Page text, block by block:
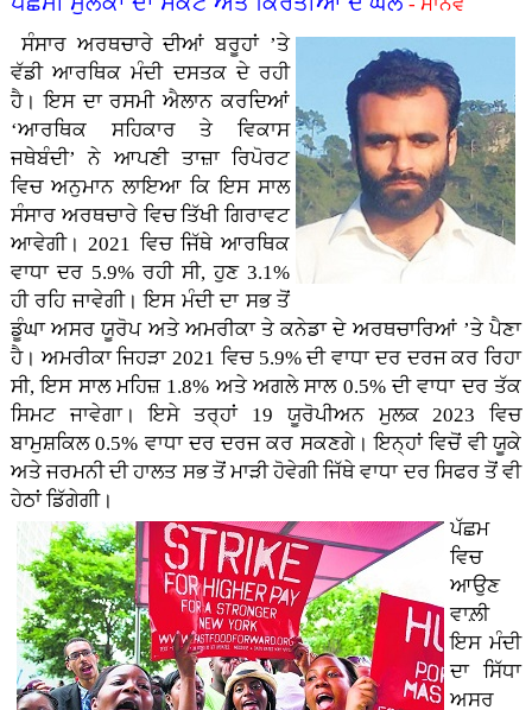
- ਮਾਨਵ
ਸੰਸਾਰ ਅਰਥਚਾਰੇ ਦੀਆਂ ਬਰੂਹਾਂ ’ਤੇ
ਵੱਡੀ ਆਰਥਿਕ ਮੰਦੀ ਦਸਤਕ ਦੇ ਰਹੀ
ਹੈ। ਇਸ ਦਾ ਰਸਮੀ ਐਲਾਨ ਕਰਦਿਆਂ
‘ਆਰਥਿਕ ਸਹਿਕਾਰ ਤੇ ਵਿਕਾਸ
ਜਥੇਬੰਦੀ’ ਨੇ ਆਪਣੀ ਤਾਜ਼ਾ ਰਿਪੋਰਟ
ਵਿਚ ਅਨੁਮਾਨ ਲਾਇਆ ਕਿ ਇਸ ਸਾਲ
ਸੰਸਾਰ ਅਰਥਚਾਰੇ ਵਿਚ ਤਿੱਖੀ ਗਿਰਾਵਟ
ਆਵੇਗੀ। 2021 ਵਿਚ ਜਿੱਥੇ ਆਰਥਿਕ
ਵਾਧਾ ਦਰ 5.9% ਰਹੀ ਸੀ, ਹੁਣ 3.1%
ਹੀ ਰਹਿ ਜਾਵੇਗੀ। ਇਸ ਮੰਦੀ ਦਾ ਸਭ ਤੋਂ
ਡੂੰਘਾ ਅਸਰ ਯੂਰੋਪ ਅਤੇ ਅਮਰੀਕਾ ਤੇ ਕਨੇਡਾ ਦੇ ਅਰਥਚਾਰਿਆਂ ’ਤੇ ਪੈਣਾ
ਹੈ। ਅਮਰੀਕਾ ਜਿਹੜਾ 2021 ਵਿਚ 5.9% ਦੀ ਵਾਧਾ ਦਰ ਦਰਜ ਕਰ ਰਿਹਾ
ਸੀ, ਇਸ ਸਾਲ ਮਹਿਜ਼ 1.8% ਅਤੇ ਅਗਲੇ ਸਾਲ 0.5% ਦੀ ਵਾਧਾ ਦਰ ਤੱਕ
ਸਿਮਟ ਜਾਵੇਗਾ। ਇਸੇ ਤਰ੍ਹਾਂ 19 ਯੂਰੋਪੀਅਨ ਮੁਲਕ 2023 ਵਿਚ
ਬਾਮੁਸ਼ਕਿਲ 0.5% ਵਾਧਾ ਦਰ ਦਰਜ ਕਰ ਸਕਣਗੇ। ਇਨ੍ਹਾਂ ਵਿਚੋਂ ਵੀ ਯੂਕੇ
ਅਤੇ ਜਰਮਨੀ ਦੀ ਹਾਲਤ ਸਭ ਤੋਂ ਮਾੜੀ ਹੋਵੇਗੀ ਜਿੱਥੇ ਵਾਧਾ ਦਰ ਸਿਫਰ ਤੋਂ ਵੀ
ਹੇਠਾਂ ਡਿੱਗੇਗੀ।
ਪੱਛਮ
ਵਿਚ
ਆਉਣ
ਵਾਲ਼ੀ
ਇਸ ਮੰਦੀ
ਦਾ ਸਿੱਧਾ
ਅਸਰ